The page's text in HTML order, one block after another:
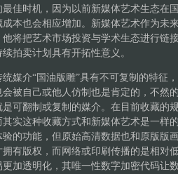
佳时机，因为以前新媒体艺术生态在
本也会相应增加。新媒体艺术作为未
将把艺术市场投资与学术生态进行链
拍卖计划具有开拓性意义。
媒介“国油版雕”具有不可复制的特征
被自己或他人仿制也是肯定的，不然
可翻制或复制的媒介。在目前收藏的
实这种收藏方式和新媒体艺术是一样
的功能，但原始高清数据也和原版版
有版权，而网络或印刷传播的是相对
加透明化，其唯一性数字加密代码让